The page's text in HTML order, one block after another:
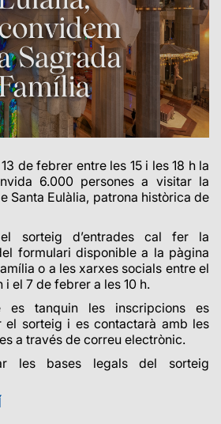
de febrer entre les 15 i les 18 h la
6.000 persones a visitar la
Santa Eulàlia, patrona històrica de
sorteig d’entrades cal fer la
formulari disponible a la pàgina
o a les xarxes socials entre el
i el 7 de febrer a les 10 h.
tanquin les inscripcions es
el sorteig i es contactarà amb les
a través de correu electrònic.
les bases legals del sorteig